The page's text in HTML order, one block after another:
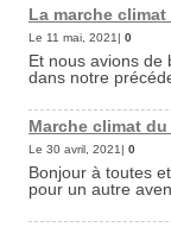
La marche
Le 11 mai, 2021| 0
Et nous avions de
dans notre
Marche climat
Le 30 avril, 2021| 0
Bonjour à toutes
pour un autre